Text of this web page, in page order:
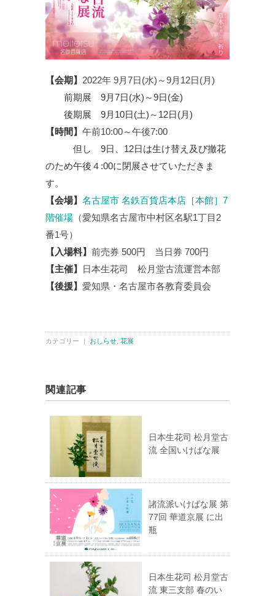
【会期】 2022年 9月7日(水)～9月12日(月)
前期展 9月7日(水)～9日(金)
後期展 9月10日(土)～12日(月)
【時間】 午前10:00～午後7:00
但し 9日、12日は生け替え及び撤花
のため午後４:00に閉展させていただきま
す。
【会場】 名古屋市 名鉄百貨店本店［本館］7
階催場 （愛知県名古屋市中村区名駅1丁目2
番1号）
【入場料】 前売券 500円 当日券 700円
【主催】
日本生花司 松月堂古流運営本部
【後援】 愛知県・名古屋市各教育委員会
カテゴリー ｜ おしらせ 花展
関連記事
日本生花司 松月堂古
流 全国いけばな展
諸流派いけばな展 第
77回 華道京展 に出
瓶
日本生花司 松月堂古
流 東三支部 春のい